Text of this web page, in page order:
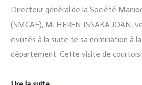
Directeur général de la Société
(SMCAF), M. HEREN ISSAKA JOAN,
civilités à la suite de sa nomination à
département. Cette visite de